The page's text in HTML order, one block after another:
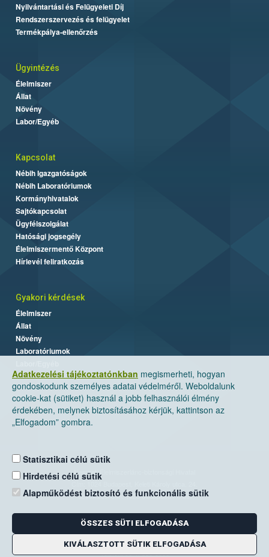
Adatkezelési tájékoztatónkban megismerheti, hogyan
gondoskodunk személyes adatai védelméről. Weboldalunk
cookie-kat (sütiket) használ a jobb felhasználói élmény
érdekében, melynek biztosításához kérjük, kattintson az
„Elfogadom” gombra.
Statisztikai célú sütik
Hirdetési célú sütik
Alapműködést biztosító és funkcionális sütik
ÖSSZES SÜTI ELFOGADÁSA
KIVÁLASZTOTT SÜTIK ELFOGADÁSA
Nyilvántartási és Felügyeleti Díj
Rendszerszervezés és felügyelet
Termékpálya-ellenőrzés
Ügyintézés
Élelmiszer
Állat
Növény
Labor/Egyéb
Kapcsolat
Nébih Igazgatóságok
Nébih Laboratóriumok
Kormányhivatalok
Sajtókapcsolat
Ügyfélszolgálat
Hatósági jogsegély
Élelmiszermentő Központ
Hírlevél feliratkozás
Gyakori kérdések
Élelmiszer
Állat
Növény
Laboratóriumok
Nemzeti Élelmiszerlánc-biztonsági Hivatal
Levelezési cím: 1525 Budapest. Pf. 30.
E-mail:ugyfelszolgalat@nebih.gov.hu
Zöld szám: 06-80/263-244
Telefon: 06-1/ 336-9000